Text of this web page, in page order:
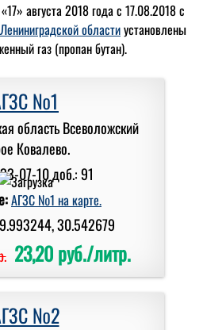
августа 2018 года с 17.08.2018 с
областиустановлены
газ (пропан бутан).
№1
область Всеволожский
Ковалево.
07-10 доб.: 91
АГЗС №1 на карте.
30.542679
23,20 руб./литр.
№2